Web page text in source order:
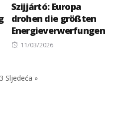
Szijjártó: Europa
drohen die größten
Energieverwerfungen
Posted
11/03/2026
Sljedeća »